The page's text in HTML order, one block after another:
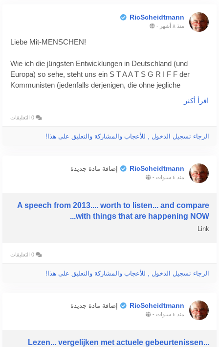
RicScheidtmann
منذ ٨ أشهر -
Liebe Mit-MENSCHEN!
Wie ich die jüngsten Entwicklungen in Deutschland (und
Europa) so sehe, steht uns ein S T A A T S G R I F F der
Kommunisten (jedenfalls derjenigen, die ohne jegliche
kommunistischen Diktatur- und Kontrollstaat a la China
umbauen) unmittelbar bevor. - Und die Täter sitzen - anders
nicht bei der A für D.
Grundgesetzes erinnern!
اقرأ أكثر
الرجاء تسجيل الدخول , للأعجاب والمشاركة والتعليق على هذا!
RicScheidtmann إضافة مادة جديدة
منذ ٤ سنوات -
A speech from 2013.... worth to listen... and compare
with things that are happening NOW...
Link
الرجاء تسجيل الدخول , للأعجاب والمشاركة والتعليق على هذا!
RicScheidtmann إضافة مادة جديدة
منذ ٤ سنوات -
Lezen... vergelijken met actuele gebeurtenissen...